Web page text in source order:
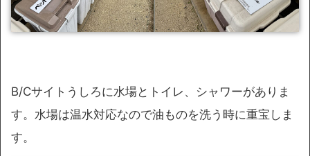
B/Cサイトうしろに水場とトイレ、シャワーがありま
す。水場は温水対応なので油ものを洗う時に重宝しま
す。